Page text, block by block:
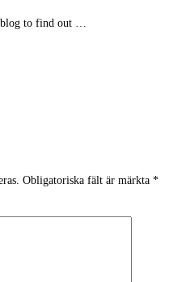
blog to find out …
Obligatoriska fält är märkta *